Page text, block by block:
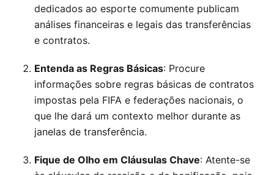
dedicados ao esporte comumente publicam
análises financeiras e legais das transferências
e contratos.
Entenda as Regras Básicas: Procure
informações sobre regras básicas de contratos
impostas pela FIFA e federações nacionais, o
que lhe dará um contexto melhor durante as
janelas de transferência.
Fique de Olho em Cláusulas Chave: Atente-se